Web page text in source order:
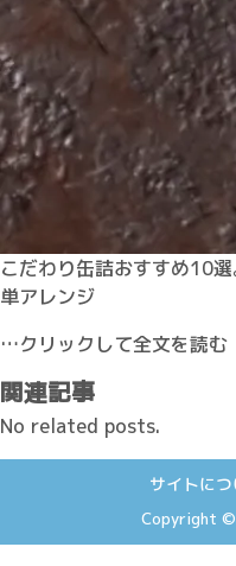
こだわり缶詰おすすめ10
単アレンジ
…クリックして全文を読む
関連記事
No related posts.
サイトにつ
Copyright